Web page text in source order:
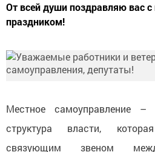
От всей души поздравляю вас
праздником!
Местное самоуправление –
структура власти,
связующим звеном